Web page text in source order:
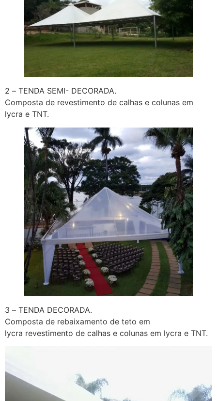
2 – TENDA SEMI- DECORADA.
Composta de revestimento de calhas e colunas em
lycra e TNT.
3 – TENDA DECORADA.
Composta de rebaixamento de teto em
lycra revestimento de calhas e colunas em lycra e TNT.